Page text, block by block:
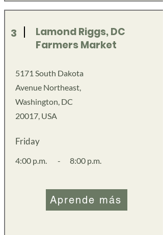
3
Lamond Riggs, DC
Farmers Market
5171 South Dakota
Avenue Northeast,
Washington, DC
20017, USA
Friday
4:00 p.m. - 8:00 p.m.
Aprende más